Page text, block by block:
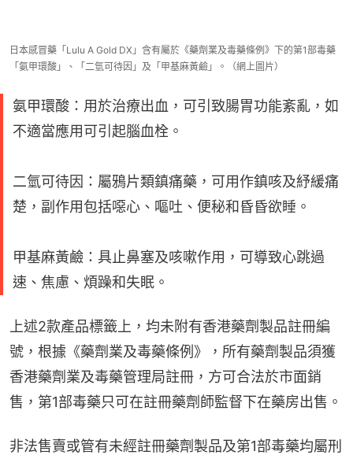
日本感冒藥「Lulu A Gold DX」含有屬於《藥劑業及毒藥條例》下的第1部毒藥
「氨甲環酸」、「二氫可待因」及「甲基麻黃鹼」。（網上圖片）
氨甲環酸：用於治療出血，可引致腸胃功能紊亂，如
不適當應用可引起腦血栓。
二氫可待因：屬鴉片類鎮痛藥，可用作鎮咳及紓緩痛
楚，副作用包括噁心、嘔吐、便秘和昏昏欲睡。
甲基麻黃鹼：具止鼻塞及咳嗽作用，可導致心跳過
速、焦慮、煩躁和失眠。
上述2款產品標籤上，均未附有香港藥劑製品註冊編
號，根據《藥劑業及毒藥條例》，所有藥劑製品須獲
香港藥劑業及毒藥管理局註冊，方可合法於市面銷
售，第1部毒藥只可在註冊藥劑師監督下在藥房出售。
非法售賣或管有未經註冊藥劑製品及第1部毒藥均屬刑